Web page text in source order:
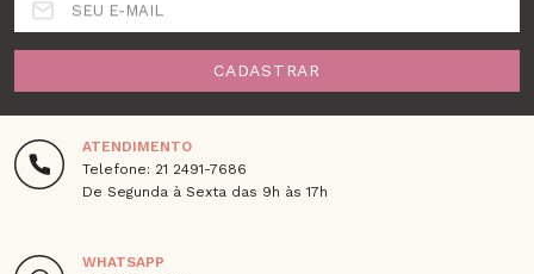
SEU E-MAIL
CADASTRAR
ATENDIMENTO
Telefone: 21 2491-7686
De Segunda à Sexta das 9h às 17h
WHATSAPP